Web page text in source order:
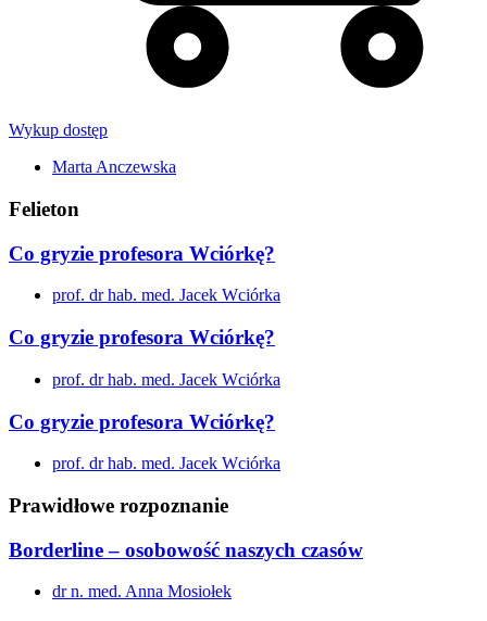
Wykup dostęp
Marta Anczewska
Felieton
Co gryzie profesora Wciórkę?
prof. dr hab. med. Jacek Wciórka
Co gryzie profesora Wciórkę?
prof. dr hab. med. Jacek Wciórka
Co gryzie profesora Wciórkę?
prof. dr hab. med. Jacek Wciórka
Prawidłowe rozpoznanie
Borderline – osobowość naszych czasów
dr n. med. Anna Mosiołek